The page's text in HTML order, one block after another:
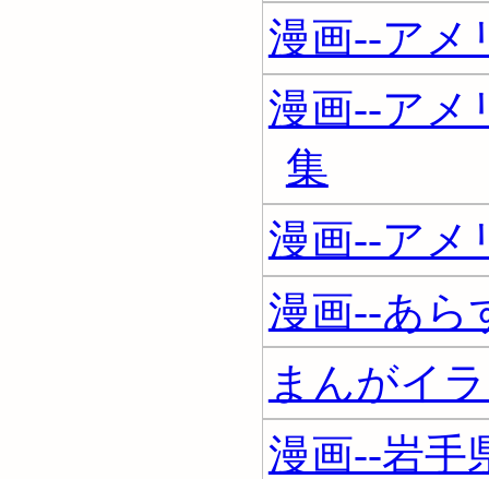
漫画--アメ
漫画--アメ
集
漫画--アメ
漫画--あら
まんがイ
漫画--岩手